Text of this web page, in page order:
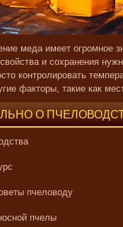
меда имеет огромное
и сохранения
контролировать
факторы, такие как
О
пчеловоду
пчелы